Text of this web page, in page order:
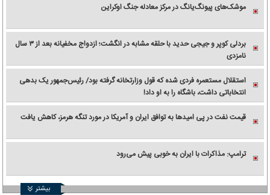
موشک‌های پیونگ‌یانگ در مرکز معادله جنگ اوکراین
بردلی کوپر و جیجی حدید با حلقه‌ مشابه در انگشت؛ ازدواج مخفیانه بعد از ۳ سال
نامزدی
استقلال مستعمره فردی شده که قول وزارتخانه گرفته بود/ رئیس‌جمهور یک بدهی
انتخاباتی داشت، باشگاه را به او داد!
قیمت نفت در پی امیدها به توافق ایران و آمریکا در مورد تنگه هرمز، کاهش یافت
ترامپ: مذاکرات با ایران به خوبی پیش می‌رود
بیشتر